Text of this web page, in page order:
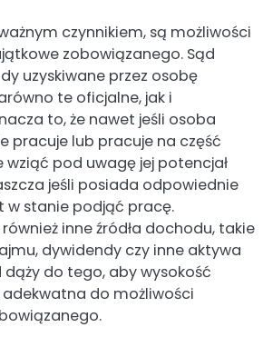
czynnikiem, są możliwości
zobowiązanego. Sąd
uzyskiwane przez osobę
te oficjalne, jak i
to, że nawet jeśli osoba
pracuje lub pracuje na część
wziąć pod uwagę jej potencjał
jeśli posiada odpowiednie
w stanie podjąć pracę.
inne źródła dochodu, takie
dywidendy czy inne aktywa
dąży do tego, aby wysokość
do możliwości